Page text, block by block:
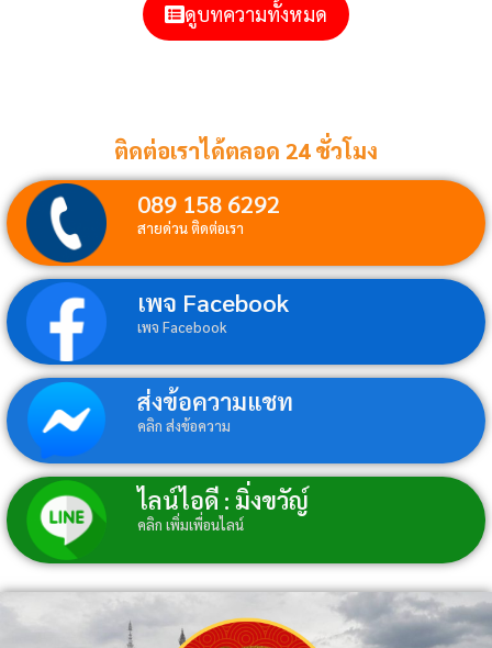
ดูบทความทั้งหมด
ติดต่อเราได้ตลอด 24 ชั่วโมง
089 158 6292
สายด่วน ติดต่อเรา
เพจ Facebook
เพจ Facebook
ส่งข้อความแชท
คลิก ส่งข้อความ
ไลน์ไอดี : มิ่งขวัญ์
คลิก เพิ่มเพื่อนไลน์